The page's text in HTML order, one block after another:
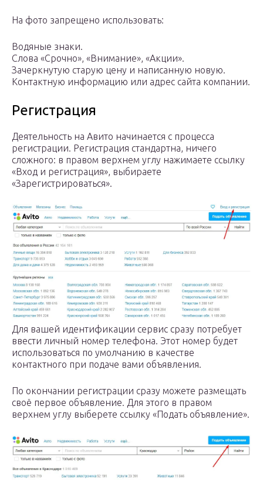
На фото запрещено использовать:
Водяные знаки.
Слова «Срочно», «Внимание», «Акции».
Зачеркнутую старую цену и написанную новую.
Контактную информацию или адрес сайта компании.
Регистрация
Деятельность на Авито начинается с процесса
регистрации. Регистрация стандартна, ничего
сложного: в правом верхнем углу нажимаете ссылку
«Вход и регистрация», выбираете
«Зарегистрироваться».
Для вашей идентификации сервис сразу потребует
ввести личный номер телефона. Этот номер будет
использоваться по умолчанию в качестве
контактного при подаче вами объявления.
По окончании регистрации сразу можете размещать
своё первое объявление. Для этого в правом
верхнем углу выберете ссылку «Подать объявление».